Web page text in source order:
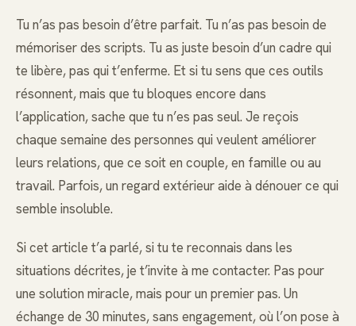
Tu n’as pas besoin d’être parfait. Tu n’as pas besoin de
mémoriser des scripts. Tu as juste besoin d’un cadre qui
te libère, pas qui t’enferme. Et si tu sens que ces outils
résonnent, mais que tu bloques encore dans
l’application, sache que tu n’es pas seul. Je reçois
chaque semaine des personnes qui veulent améliorer
leurs relations, que ce soit en couple, en famille ou au
travail. Parfois, un regard extérieur aide à dénouer ce qui
semble insoluble.
Si cet article t’a parlé, si tu te reconnais dans les
situations décrites, je t’invite à me contacter. Pas pour
une solution miracle, mais pour un premier pas. Un
échange de 30 minutes, sans engagement, où l’on pose à